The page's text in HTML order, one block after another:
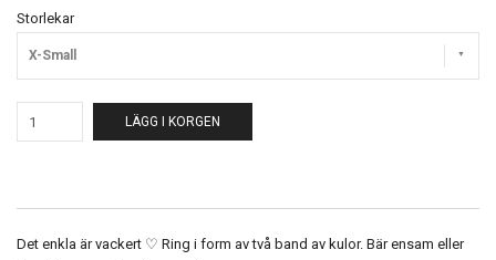
Storlekar
X-Small
LÄGG I KORGEN
Det enkla är vackert ♡ Ring i form av två band av kulor. Bär ensam eller